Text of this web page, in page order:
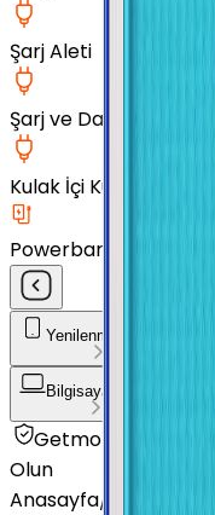
Şarj Aleti
Şarj ve Data Kablosu
Kulak İçi Kulaklık
Powerbank
Yenilenmiş Telefon
Bilgisayar / Tablet
Getmobil Güvencesi
Olun
Anasayfa/